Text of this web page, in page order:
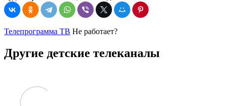
Телепрограмма ТВ Не работает?
Другие детские телеканалы